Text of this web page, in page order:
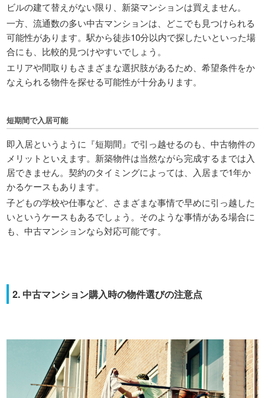
ビルの建て替えがない限り、新築マンションは買えません。
一方、流通数の多い中古マンションは、どこでも見つけられる
可能性があります。駅から徒歩10分以内で探したいといった場
合にも、比較的見つけやすいでしょう。
エリアや間取りもさまざまな選択肢があるため、希望条件をか
なえられる物件を探せる可能性が十分あります。
短期間で入居可能
即入居というように『短期間』で引っ越せるのも、中古物件の
メリットといえます。新築物件は当然ながら完成するまでは入
居できません。契約のタイミングによっては、入居まで1年か
かるケースもあります。
子どもの学校や仕事など、さまざまな事情で早めに引っ越した
いというケースもあるでしょう。そのような事情がある場合に
も、中古マンションなら対応可能です。
2. 中古マンション購入時の物件選びの注意点